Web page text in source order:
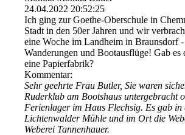
24.04.2022 20:52:25
Ich ging zur Goethe-Oberschule in
Stadt in den 50er Jahren und wir
eine Woche im Landheim in Braunsdorf
Wanderungen und Bootausflüge! Gab es
eine Papierfabrik?
Kommentar:
Sehr geehrte Frau Butler, Sie waren
Ruderklub am Bootshaus untergebracht
Ferienlager im Haus Flechsig. Es gab in
Lichtenwalder Mühle und im Ort die
Weberei Tannenhauer.